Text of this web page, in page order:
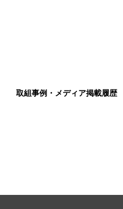
取組事例・メディア掲載履歴